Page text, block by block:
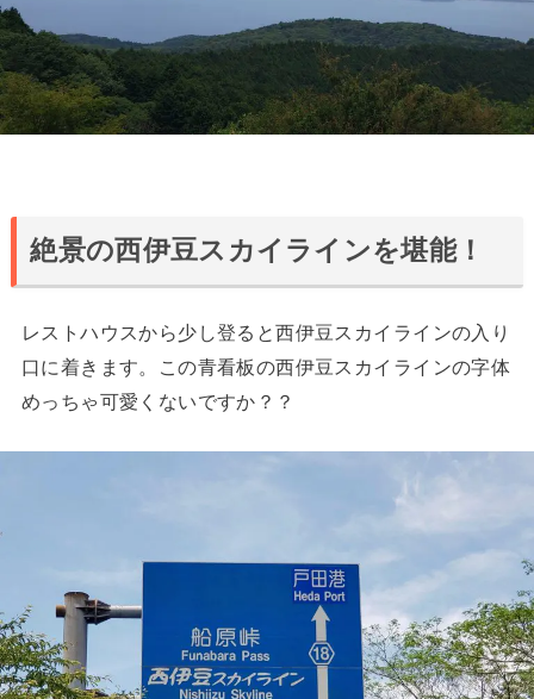
絶景の西伊豆スカイラインを堪能！
レストハウスから少し登ると西伊豆スカイラインの入り
口に着きます。この青看板の西伊豆スカイラインの字体
めっちゃ可愛くないですか？？